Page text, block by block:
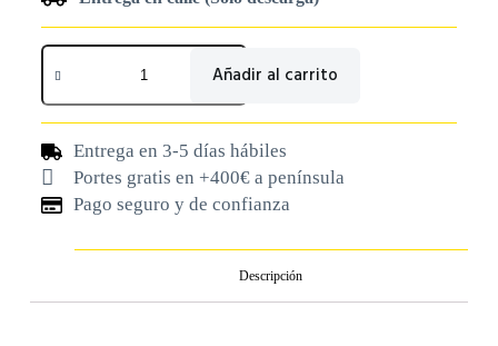
Añadir al carrito
Entrega en 3-5 días hábiles
Portes gratis en +400€ a península
Pago seguro y de confianza
Descripción